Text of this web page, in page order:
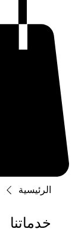
الرئيسية
خدماتنا